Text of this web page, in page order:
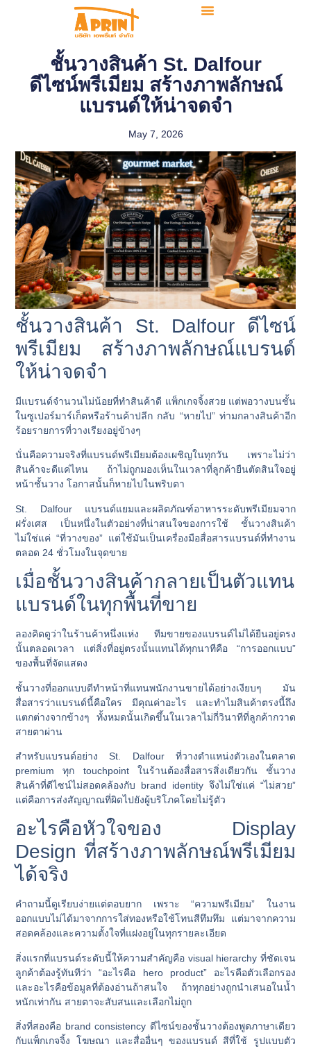
ชั้นวางสินค้า St. Dalfour
ดีไซน์พรีเมียม สร้างภาพลักษณ์
แบรนด์ให้น่าจดจำ
May 7, 2026
ชั้นวางสินค้า St. Dalfour ดีไซน์
พรีเมียม สร้างภาพลักษณ์แบรนด์
ให้น่าจดจำ
มีแบรนด์จำนวนไม่น้อยที่ทำสินค้าดี แพ็กเกจจิ้งสวย แต่พอวางบนชั้น
ในซูเปอร์มาร์เก็ตหรือร้านค้าปลีก กลับ “หายไป” ท่ามกลางสินค้าอีก
ร้อยรายการที่วางเรียงอยู่ข้างๆ
นั่นคือความจริงที่แบรนด์พรีเมียมต้องเผชิญในทุกวัน เพราะไม่ว่า
สินค้าจะดีแค่ไหน ถ้าไม่ถูกมองเห็นในเวลาที่ลูกค้ายืนตัดสินใจอยู่
หน้าชั้นวาง โอกาสนั้นก็หายไปในพริบตา
St. Dalfourแบรนด์แยมและผลิตภัณฑ์อาหารระดับพรีเมียมจาก
ฝรั่งเศส เป็นหนึ่งในตัวอย่างที่น่าสนใจของการใช้ ชั้นวางสินค้า
ไม่ใช่แค่ “ที่วางของ” แต่ใช้มันเป็นเครื่องมือสื่อสารแบรนด์ที่ทำงาน
ตลอด 24 ชั่วโมงในจุดขาย
เมื่อชั้นวางสินค้ากลายเป็นตัวแทน
แบรนด์ในทุกพื้นที่ขาย
ลองคิดดูว่าในร้านค้าหนึ่งแห่ง ทีมขายของแบรนด์ไม่ได้ยืนอยู่ตรง
นั้นตลอดเวลา แต่สิ่งที่อยู่ตรงนั้นแทนได้ทุกนาทีคือ “การออกแบบ”
ของพื้นที่จัดแสดง
ชั้นวางที่ออกแบบดีทำหน้าที่แทนพนักงานขายได้อย่างเงียบๆ มัน
สื่อสารว่าแบรนด์นี้คือใคร มีคุณค่าอะไร และทำไมสินค้าตรงนี้ถึง
แตกต่างจากข้างๆ ทั้งหมดนั้นเกิดขึ้นในเวลาไม่กี่วินาทีที่ลูกค้ากวาด
สายตาผ่าน
สำหรับแบรนด์อย่าง St. Dalfour ที่วางตำแหน่งตัวเองในตลาด
premium ทุก touchpoint ในร้านต้องสื่อสารสิ่งเดียวกัน ชั้นวาง
สินค้าที่ดีไซน์ไม่สอดคล้องกับ brand identity จึงไม่ใช่แค่ “ไม่สวย”
แต่คือการส่งสัญญาณที่ผิดไปยังผู้บริโภคโดยไม่รู้ตัว
อะไรคือหัวใจของ Display
Design ที่สร้างภาพลักษณ์พรีเมียม
ได้จริง
คำถามนี้ดูเรียบง่ายแต่ตอบยาก เพราะ “ความพรีเมียม” ในงาน
ออกแบบไม่ได้มาจากการใส่ทองหรือใช้โทนสีทึมทึม แต่มาจากความ
สอดคล้องและความตั้งใจที่แฝงอยู่ในทุกรายละเอียด
สิ่งแรกที่แบรนด์ระดับนี้ให้ความสำคัญคือ visual hierarchy ที่ชัดเจน
ลูกค้าต้องรู้ทันทีว่า “อะไรคือ hero product” อะไรคือตัวเลือกรอง
และอะไรคือข้อมูลที่ต้องอ่านถ้าสนใจ ถ้าทุกอย่างถูกนำเสนอในน้ำ
หนักเท่ากัน สายตาจะสับสนและเลือกไม่ถูก
สิ่งที่สองคือ brand consistency ดีไซน์ของชั้นวางต้องพูดภาษาเดียว
กับแพ็กเกจจิ้ง โฆษณา และสื่ออื่นๆ ของแบรนด์ สีที่ใช้ รูปแบบตัว